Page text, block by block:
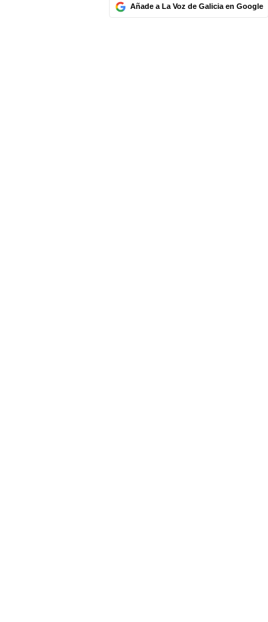
Añade a La Voz de Galicia en Google